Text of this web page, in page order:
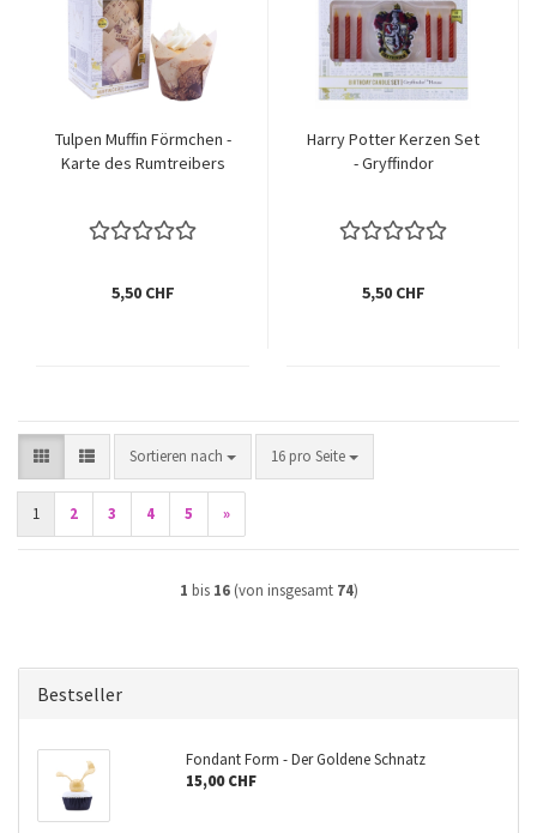
Tulpen Muffin Förmchen -
Karte des Rumtreibers
5,50 CHF
Harry Potter Kerzen Set
- Gryffindor
5,50 CHF
Sortieren nach
Sortieren nach 16 pro Seite
pro Seite
1 2 3 4 5 »
1 bis 16(von insgesamt 74)
Bestseller
Fondant Form - Der Goldene Schnatz
15,00 CHF